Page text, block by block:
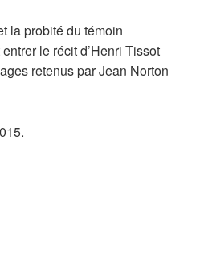
la probité du témoin
le récit d’Henri Tissot
retenus par Jean Norton